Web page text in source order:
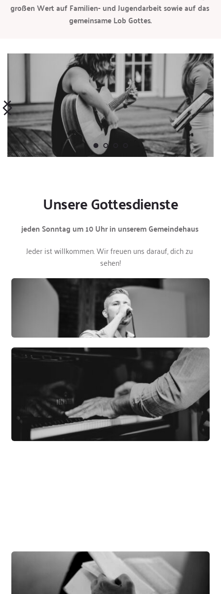
großen Wert auf Familien- und Jugendarbeit sowie auf das
gemeinsame Lob Gottes.
Unsere Gottesdienste
jeden Sonntag um 10 Uhr in unserem Gemeindehaus
Jeder ist willkommen. Wir freuen uns darauf, dich zu
sehen!